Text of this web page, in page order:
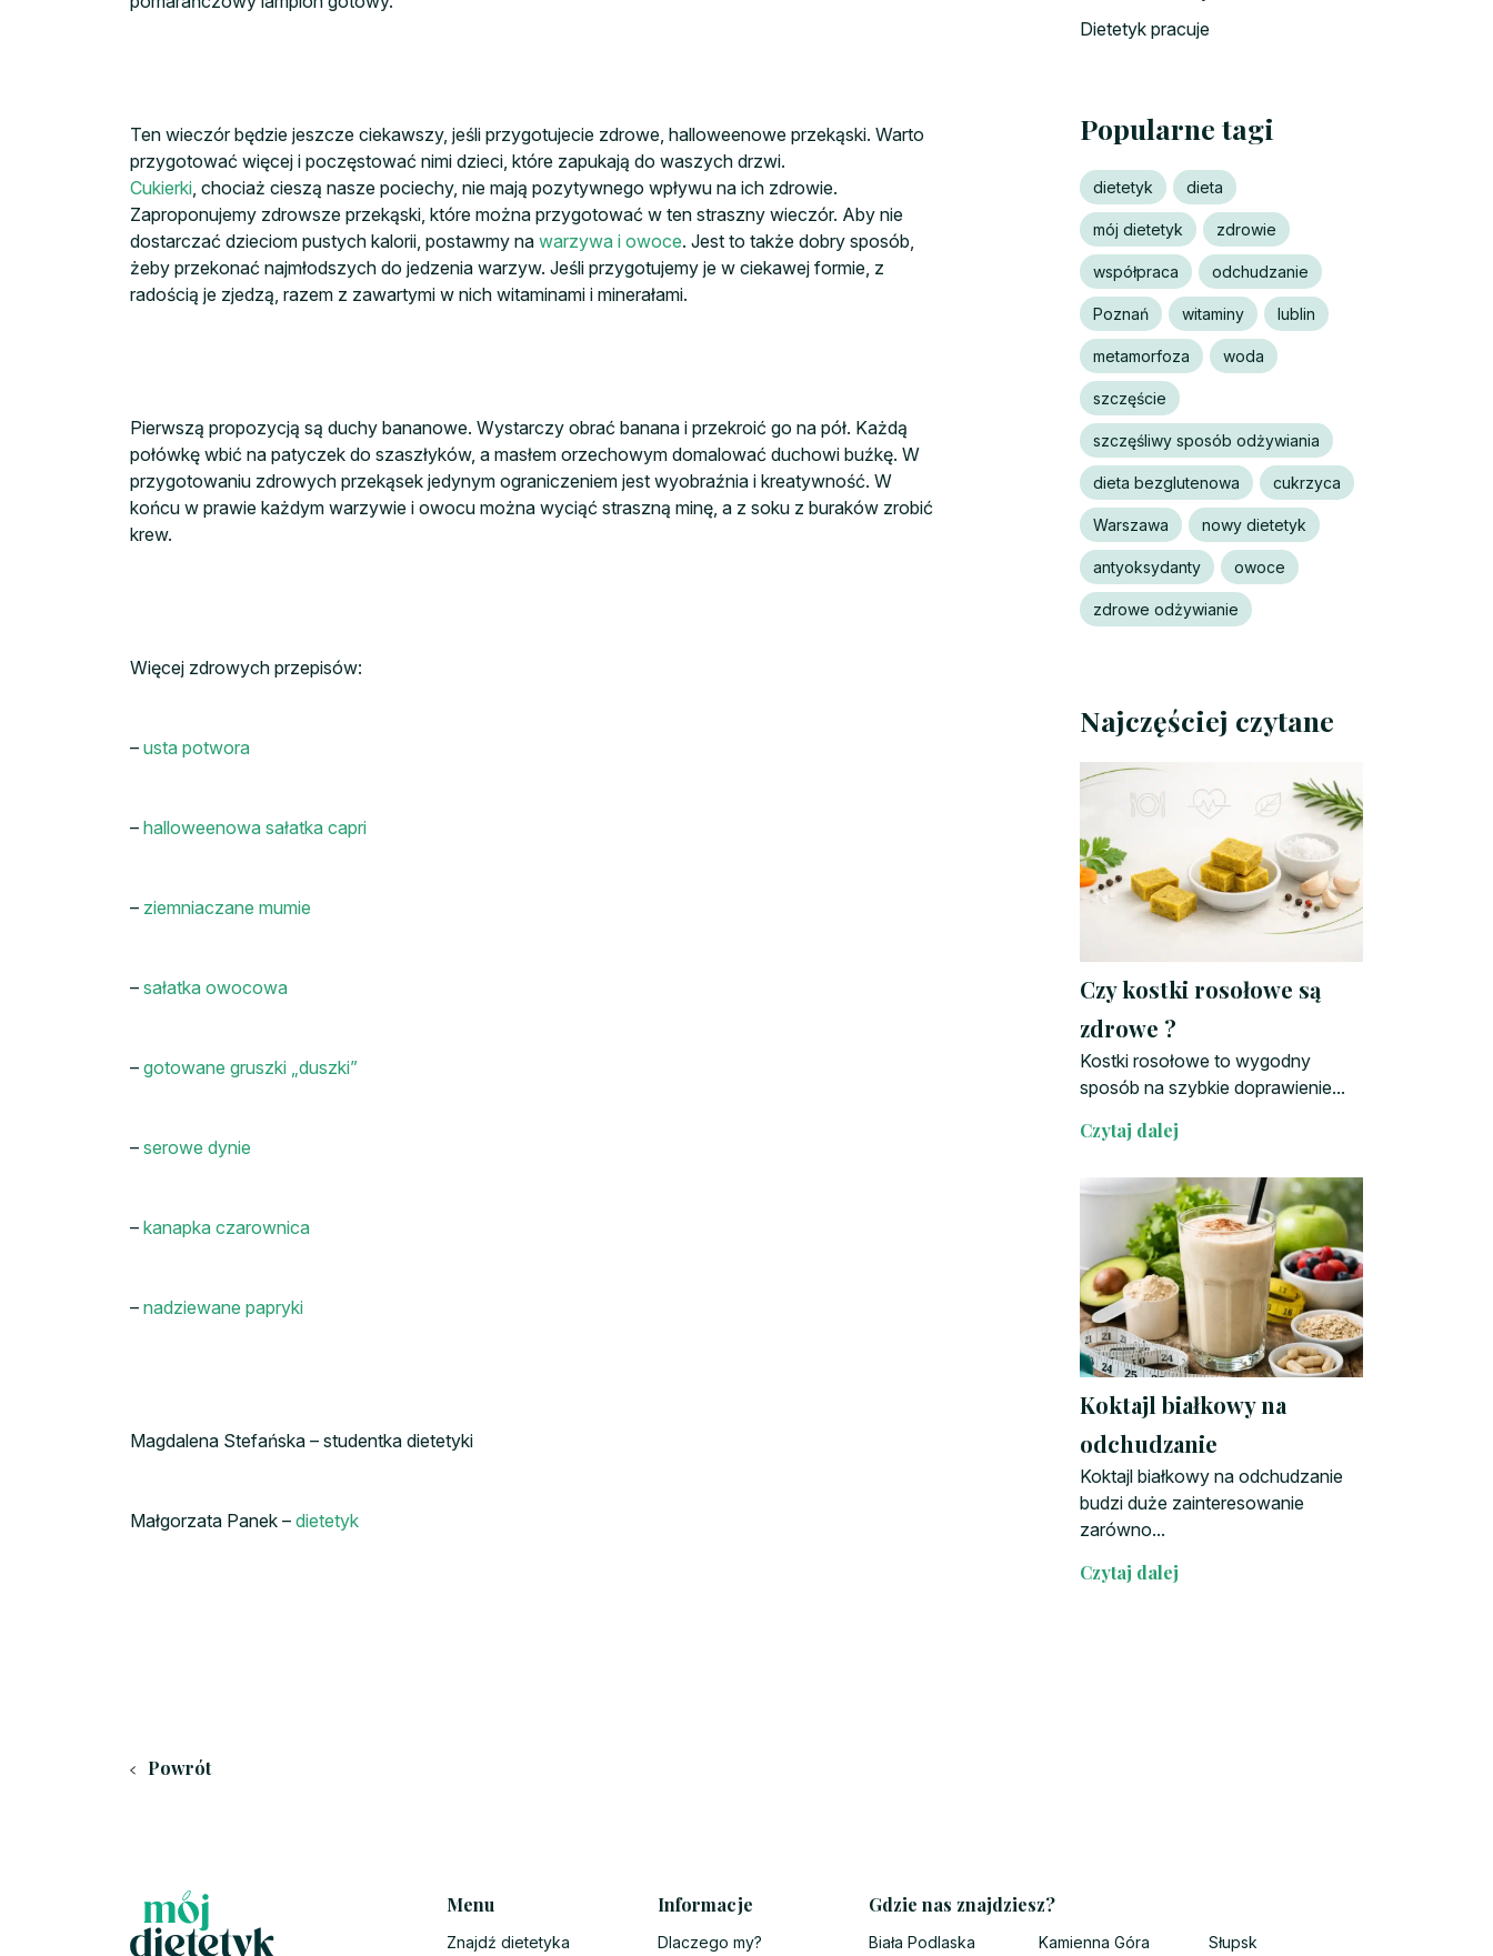
Ten wieczór będzie jeszcze ciekawszy, jeśli przygotujecie zdrowe, halloweenowe przekąski. Warto
przygotować więcej i poczęstować nimi dzieci, które zapukają do waszych drzwi.
Cukierki, chociaż cieszą nasze pociechy, nie mają pozytywnego wpływu na ich zdrowie.
Zaproponujemy zdrowsze przekąski, które można przygotować w ten straszny wieczór. Aby nie
dostarczać dzieciom pustych kalorii, postawmy na warzywa i owoce. Jest to także dobry sposób,
żeby przekonać najmłodszych do jedzenia warzyw. Jeśli przygotujemy je w ciekawej formie, z
radością je zjedzą, razem z zawartymi w nich witaminami i minerałami.
Pierwszą propozycją są duchy bananowe. Wystarczy obrać banana i przekroić go na pół. Każdą
połówkę wbić na patyczek do szaszłyków, a masłem orzechowym domalować duchowi buźkę. W
przygotowaniu zdrowych przekąsek jedynym ograniczeniem jest wyobraźnia i kreatywność. W
końcu w prawie każdym warzywie i owocu można wyciąć straszną minę, a z soku z buraków zrobić
krew.
Więcej zdrowych przepisów:
– usta potwora
– halloweenowa sałatka capri
– ziemniaczane mumie
– sałatka owocowa
– gotowane gruszki „duszki”
– serowe dynie
– kanapka czarownica
– nadziewane papryki
Magdalena Stefańska – studentka dietetyki
Małgorzata Panek – dietetyk
Powrót
Dietetyk pracuje
Popularne tagi
dietetyk dieta
mój dietetyk zdrowie
współpraca odchudzanie
Poznań witaminy lublin
metamorfoza woda
szczęście
szczęśliwy sposób odżywiania
dieta bezglutenowa cukrzyca
Warszawa nowy dietetyk
antyoksydanty owoce
zdrowe odżywianie
Najczęściej czytane
Czy kostki rosołowe są
zdrowe ?
Kostki rosołowe to wygodny
sposób na szybkie doprawienie...
Czytaj dalej
Koktajl białkowy na
odchudzanie
Koktajl białkowy na odchudzanie
budzi duże zainteresowanie
zarówno...
Czytaj dalej
Menu
Znajdź dietetyka
Informacje
Dlaczego my?
Gdzie nas znajdziesz?
Biała Podlaska Kamienna Góra Słupsk